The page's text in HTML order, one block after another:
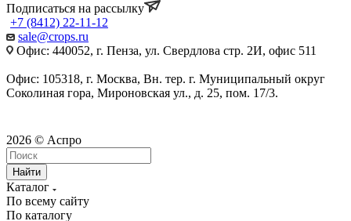
Подписаться на рассылку
+7 (8412) 22-11-12
sale@crops.ru
Офис: 440052, г. Пенза, ул. Свердлова стр. 2И, офис 511
Офис: 105318, г. Москва, Вн. тер. г. Муниципальный округ
Соколиная гора, Мироновская ул., д. 25, пом. 17/3.
2026 © Аспро
Найти
Каталог
По всему сайту
По каталогу